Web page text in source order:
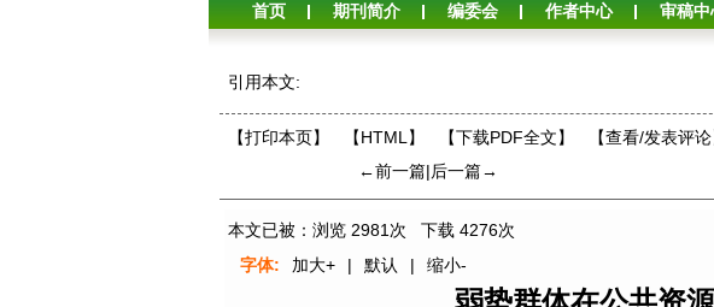
首页 期刊简介 编委会 作者中心 审稿中
引用本文:
【打印本页】 【HTML】 【下载PDF全文】 【查看/发表评论
←前一篇|后一篇→
本文已被：浏览 2981 次 下载 4276次
字体: 加大+ | 默认 | 缩小-